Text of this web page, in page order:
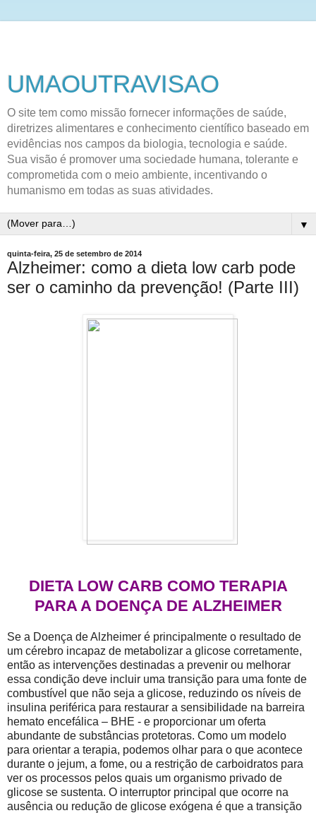
UMAOUTRAVISAO
O site tem como missão fornecer informações de saúde,
diretrizes alimentares e conhecimento científico baseado em
evidências nos campos da biologia, tecnologia e saúde.
Sua visão é promover uma sociedade humana, tolerante e
comprometida com o meio ambiente, incentivando o
humanismo em todas as suas atividades.
▼
quinta-feira, 25 de setembro de 2014
Alzheimer: como a dieta low carb pode
ser o caminho da prevenção! (Parte III)
DIETA LOW CARB COMO TERAPIA
PARA A DOENÇA DE ALZHEIMER
Se a Doença de Alzheimer é principalmente o resultado de
um cérebro incapaz de metabolizar a glicose corretamente,
então as intervenções destinadas a prevenir ou melhorar
essa condição deve incluir uma transição para uma fonte de
combustível que não seja a glicose, reduzindo os níveis de
insulina periférica para restaurar a sensibilidade na barreira
hemato encefálica – BHE - e proporcionar um oferta
abundante de substâncias protetoras. Como um modelo
para orientar a terapia, podemos olhar para o que acontece
durante o jejum, a fome, ou a restrição de carboidratos para
ver os processos pelos quais um organismo privado de
glicose se sustenta. O interruptor principal que ocorre na
ausência ou redução de glicose exógena é que a transição